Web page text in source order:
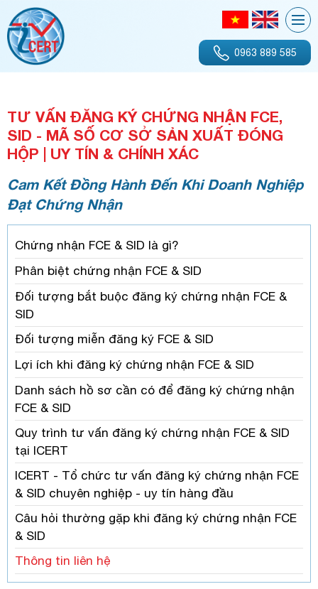
0963 889 585
TƯ VẤN ĐĂNG KÝ CHỨNG NHẬN FCE,
SID - MÃ SỐ CƠ SỞ SẢN XUẤT ĐÓNG
HỘP | UY TÍN & CHÍNH XÁC
Cam Kết Đồng Hành Đến Khi Doanh Nghiệp
Đạt Chứng Nhận
Chứng nhận FCE & SID là gì?
Phân biệt chứng nhận FCE & SID
Đối tượng bắt buộc đăng ký chứng nhận FCE &
SID
Đối tượng miễn đăng ký FCE & SID
Lợi ích khi đăng ký chứng nhận FCE & SID
Danh sách hồ sơ cần có để đăng ký chứng nhận
FCE & SID
Quy trình tư vấn đăng ký chứng nhận FCE & SID
tại ICERT
ICERT - Tổ chức tư vấn đăng ký chứng nhận FCE
& SID chuyên nghiệp - uy tín hàng đầu
Câu hỏi thường gặp khi đăng ký chứng nhận FCE
& SID
Thông tin liên hệ